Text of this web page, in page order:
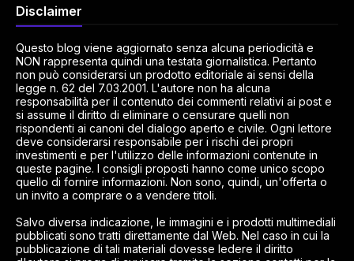
Disclaimer
Questo blog viene aggiornato senza alcuna periodicità e
NON rappresenta quindi una testata giornalistica. Pertanto
non può considerarsi un prodotto editoriale ai sensi della
legge n. 62 del 7.03.2001. L'autore non ha alcuna
responsabilità per il contenuto dei commenti relativi ai post e
si assume il diritto di eliminare o censurare quelli non
rispondenti ai canoni del dialogo aperto e civile. Ogni lettore
deve considerarsi responsabile per i rischi dei propri
investimenti e per l'utilizzo delle informazioni contenute in
queste pagine. I consigli proposti hanno come unico scopo
quello di fornire informazioni. Non sono, quindi, un'offerta o
un invito a comprare o a vendere titoli.
Salvo diversa indicazione, le immagini e i prodotti multimediali
pubblicati sono tratti direttamente dal Web. Nel caso in cui la
pubblicazione di tali materiali dovesse ledere il diritto